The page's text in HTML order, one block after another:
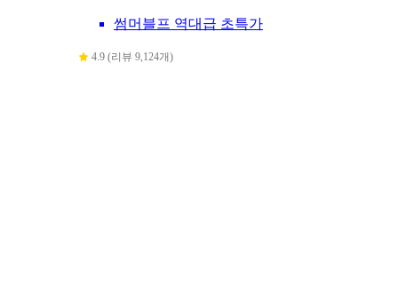
썸머블프 역대급 초특가
4.9 (리뷰 9,124개)